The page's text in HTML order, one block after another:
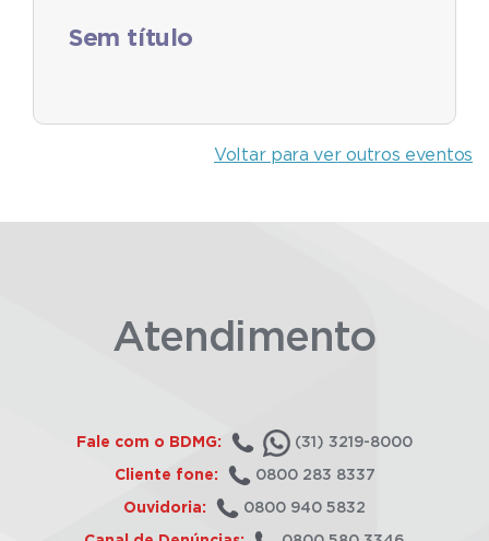
Sem título
Voltar para ver outros eventos
Atendimento
Fale com o BDMG: (31) 3219-8000
Cliente fone: 0800 283 8337
Ouvidoria: 0800 940 5832